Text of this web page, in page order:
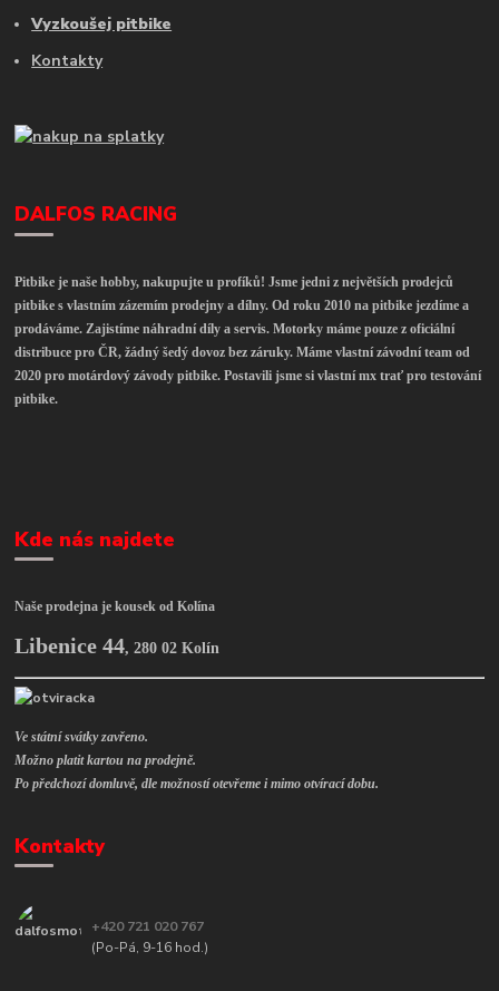
Vyzkoušej pitbike
Kontakty
DALFOS RACING
Pitbike je naše hobby, nakupujte u profíků! Jsme jedni z největších prodejců
pitbike s vlastním zázemím prodejny a dílny. Od roku 2010 na pitbike jezdíme a
prodáváme. Zajistíme náhradní díly a servis. Motorky máme pouze z oficiální
distribuce pro ČR, žádný šedý dovoz bez záruky. Máme vlastní závodní team od
2020 pro motárdový závody pitbike. Postavili jsme si vlastní mx trať pro testování
pitbike.
Kde nás najdete
Naše prodejna je kousek od Kolína
Libenice 44,280 02 Kolín
Ve státní svátky zavřeno.
Možno platit kartou na prodejně.
Po předchozí domluvě, dle možností otevřeme i mimo otvírací dobu.
Kontakty
+420 721 020 767
(Po-Pá, 9-16 hod.)